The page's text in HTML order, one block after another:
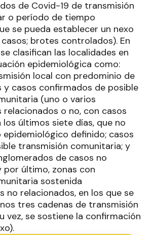
de Covid-19 de transmisión
o período de tiempo
se pueda establecer un nexo
brotes controlados). En
clasifican las localidades en
epidemiológica como:
local con predominio de
y casos confirmados de posible
(uno o varios
o no, con casos
últimos siete días, que no
epidemiológico definido; casos
transmisión comunitaria; y
de casos no
por último, zonas con
sostenida
no relacionados, en los que se
tres cadenas de transmisión
vez, se sostiene la confirmación